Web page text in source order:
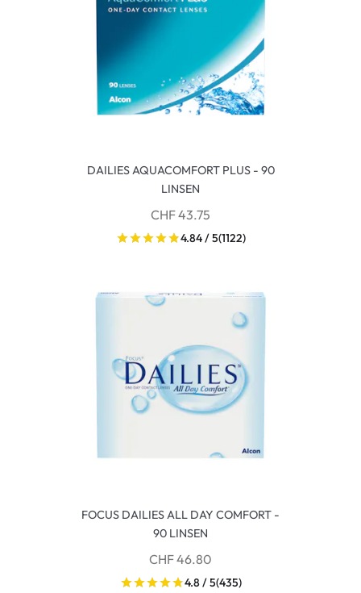
DAILIES AQUACOMFORT PLUS - 90
LINSEN
CHF 43.75
4.84 / 5(1122)
FOCUS DAILIES ALL DAY COMFORT -
90 LINSEN
CHF 46.80
4.8 / 5(435)